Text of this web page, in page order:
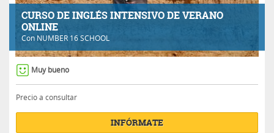
CURSO DE INGLÉS INTENSIVO DE VERANO
ONLINE
Con NUMBER 16 SCHOOL
Muy bueno
Precio a consultar
INFÓRMATE